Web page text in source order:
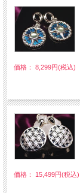
価格： 8,299円(税込)
価格： 15,499円(税込)